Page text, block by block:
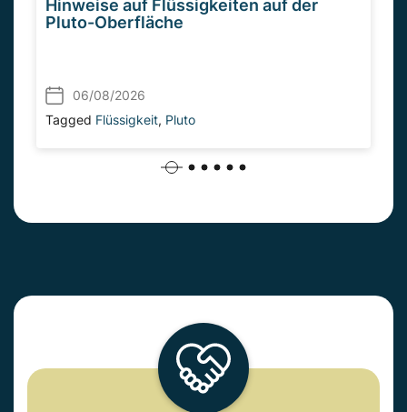
Hinweise auf Flüssigkeiten auf der
Pluto-Oberfläche
06/08/2026
Tagged Flüssigkeit, Pluto